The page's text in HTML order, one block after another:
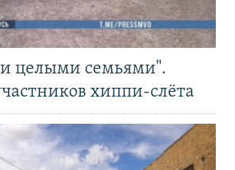
целыми семьями".
хиппи-слёта